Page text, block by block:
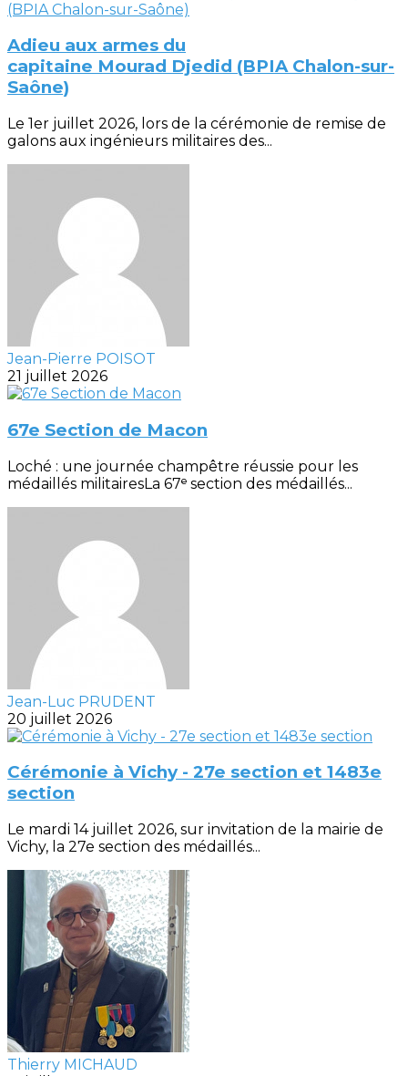
Adieu aux armes du
capitaine Mourad Djedid (BPIA Chalon-sur-
Saône)
Le 1er juillet 2026, lors de la cérémonie de remise de
galons aux ingénieurs militaires des...
Jean-Pierre POISOT
21 juillet 2026
67e Section de Macon
Loché : une journée champêtre réussie pour les
médaillés militairesLa 67ᵉ section des médaillés...
Jean-Luc PRUDENT
20 juillet 2026
Cérémonie à Vichy - 27e section et 1483e
section
Le mardi 14 juillet 2026, sur invitation de la mairie de
Vichy, la 27e section des médaillés...
Thierry MICHAUD